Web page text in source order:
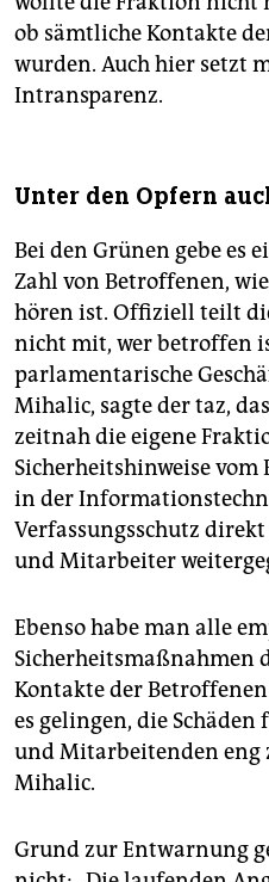
ob sämtliche Kontakte
wurden. Auch hier setzt
Intransparenz.
Unter den Opfern
Bei den Grünen gebe es
Zahl von Betroffenen,
hören ist. Offiziell teilt
nicht mit, wer betroffen
parlamentarische
Mihalic, sagte der taz,
zeitnah die eigene
Sicherheitshinweise
in der
Verfassungsschutz
und Mitarbeiter
Ebenso habe man alle
Sicherheitsmaßnahmen
Kontakte der
es gelingen, die
und Mitarbeitenden eng
Mihalic.
Grund zur Entwarnung